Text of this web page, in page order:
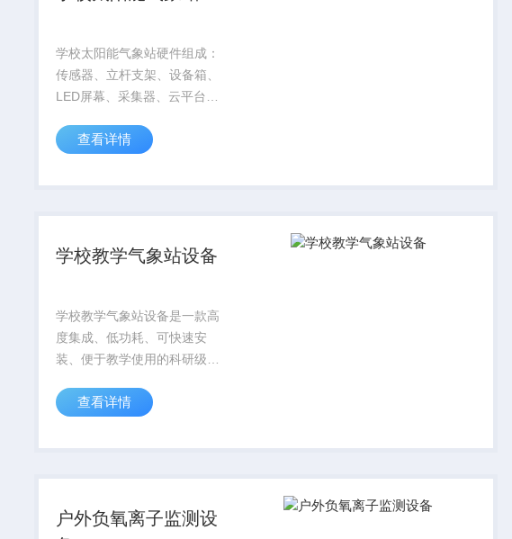
学校太阳能气象站硬件组成：
传感器、立杆支架、设备箱、
LED屏幕、采集器、云平台、
度计） 、日照计、围栏 。
查看详情
学校教学气象站设备
学校教学气象站设备是一款高
度集成、低功耗、可快速安
装、便于教学使用的科研级气
查看详情
户外负氧离子监测设